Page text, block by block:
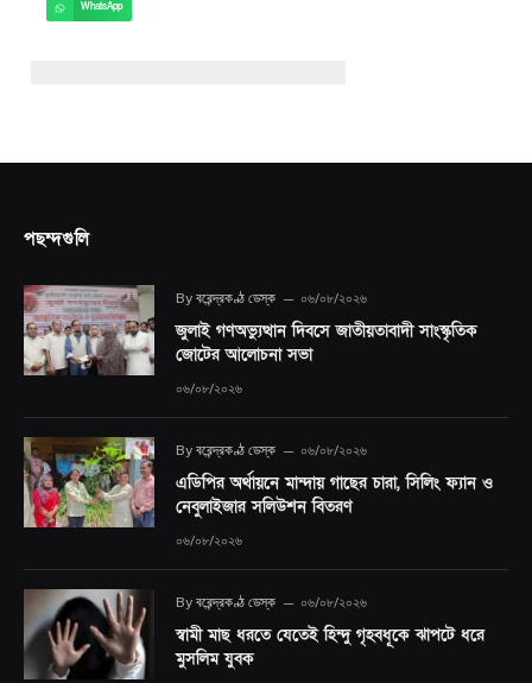
WhatsApp
পছন্দগুলি
By বরেন্দ্রকণ্ঠ ডেস্ক ০৬/০৮/২০২৬
জুলাই গণঅভ্যুত্থান দিবসে জাতীয়তাবাদী সাংস্কৃতিক
জোটের আলোচনা সভা
০৬/০৮/২০২৬
By বরেন্দ্রকণ্ঠ ডেস্ক ০৬/০৮/২০২৬
এডিপির অর্থায়নে মান্দায় গাছের চারা, সিলিং ফ্যান ও
নেবুলাইজার সলিউশন বিতরণ
০৬/০৮/২০২৬
By বরেন্দ্রকণ্ঠ ডেস্ক ০৬/০৮/২০২৬
স্বামী মাছ ধরতে যেতেই হিন্দু গৃহবধূকে ঝাপটে ধরে
মুসলিম যুবক